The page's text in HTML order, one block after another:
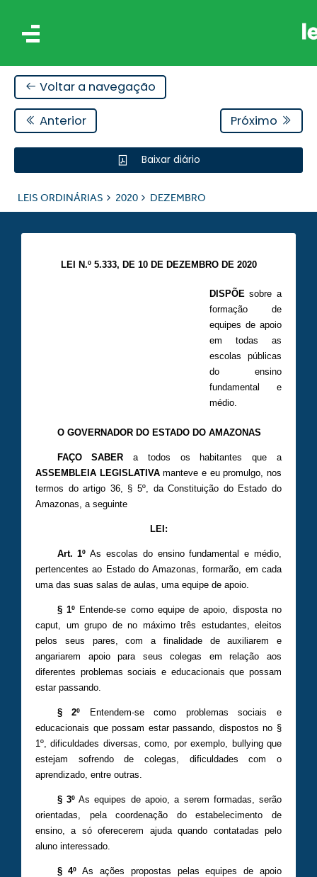
Voltar a navegação
Anterior Próximo
Baixar diário
LEIS ORDINÁRIAS 2020 DEZEMBRO
LEI N.º 5.333, DE 10 DE DEZEMBRO DE 2020
DISPÕEsobre a
formação de
equipes de apoio
em todas as
escolas públicas
do ensino
fundamental e
médio.
O GOVERNADOR DO ESTADO DO AMAZONAS
FAÇO SABERa todos os habitantes que a
ASSEMBLEIA LEGISLATIVAmanteve e eu promulgo, nos
termos do artigo 36, § 5º, da Constituição do Estado do
Amazonas, a seguinte
LEI:
Art. 1º As escolas do ensino fundamental e médio,
pertencentes ao Estado do Amazonas, formarão, em cada
uma das suas salas de aulas, uma equipe de apoio.
§ 1º Entende-se como equipe de apoio, disposta no
caput, um grupo de no máximo três estudantes, eleitos
pelos seus pares, com a finalidade de auxiliarem e
angariarem apoio para seus colegas em relação aos
diferentes problemas sociais e educacionais que possam
estar passando.
§ 2º Entendem-se como problemas sociais e
educacionais que possam estar passando, dispostos no §
1º, dificuldades diversas, como, por exemplo, bullying que
estejam sofrendo de colegas, dificuldades com o
aprendizado, entre outras.
§ 3ºAs equipes de apoio, a serem formadas, serão
orientadas, pela coordenação do estabelecimento de
ensino, a só oferecerem ajuda quando contatadas pelo
aluno interessado.
§ 4º As ações propostas pelas equipes de apoio